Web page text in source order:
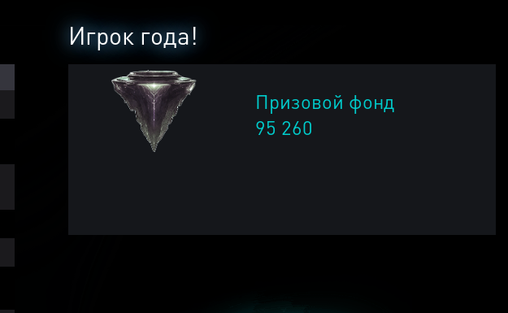
Игрок года!
Призовой фонд
95 260